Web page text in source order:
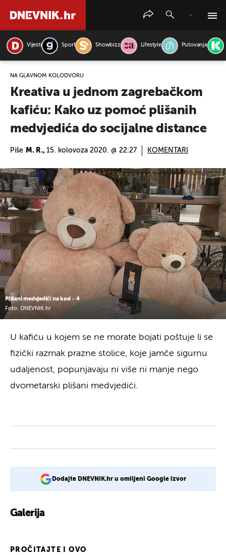
Vijesti Sport Showbizz Lifestyle Putovanja
NA GLAVNOM KOLODVORU
Kreativa u jednom zagrebačkom
kafiću: Kako uz pomoć plišanih
medvjedića do socijalne distance
Piše M. R., 15. kolovoza 2020. @ 22:27 KOMENTARI
Plišani medvjedići na kavi - 4
Foto: DNEVNIK.hr
U kafiću u kojem se ne morate bojati poštuje li se
fizički razmak prazne stolice, koje jamče sigurnu
udaljenost, popunjavaju ni više ni manje nego
dvometarski plišani medvjedići.
Dodajte DNEVNIK.hr u omiljeni Google izvor
Galerija
PROČITAJTE I OVO
PRETRAŽITE VIJESTI